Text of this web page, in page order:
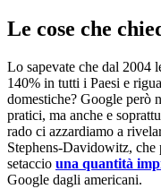
Le cose che
Lo sapevate che dal 2004
140% in tutti i Paesi e
domestiche? Google però
pratici, ma anche e
rado ci azzardiamo a
Stephens‑Davidowitz, che
setaccio una quantità
Google dagli americani.